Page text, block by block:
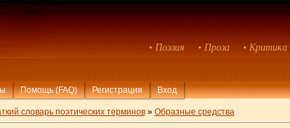
• Поэзия • Проза • Критика
Помощь (FAQ) Регистрация Вход
словарь поэтических терминов» Образные средства